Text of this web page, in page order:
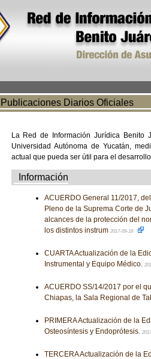
Publicaciones Diarios Oficiales
La Red de Información Jurídica
Universidad Autónoma de Yucatán,
actual que pueda ser útil para el
Información
ACUERDO General 11/2017,
Pleno de la Suprema Corte de
alcances de la protección del
los distintos instrum 2017-09-18
CUARTA Actualización de la
Instrumental y Equipo Médico.
ACUERDO SS/14/2017 por el
Chiapas, la Sala Regional de
PRIMERA Actualización de la
Osteosíntesis y Endoprótesis.
TERCERA Actualización de la